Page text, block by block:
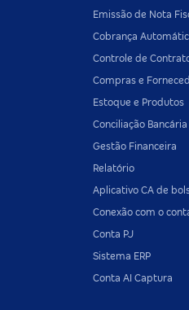
Emissão de Nota
Cobrança
Controle de
Compras e
Estoque e Produtos
Conciliação Bancária
Gestão Financeira
Relatório
Aplicativo CA de
Conexão com o
Conta PJ
Sistema ERP
Conta AI Captura